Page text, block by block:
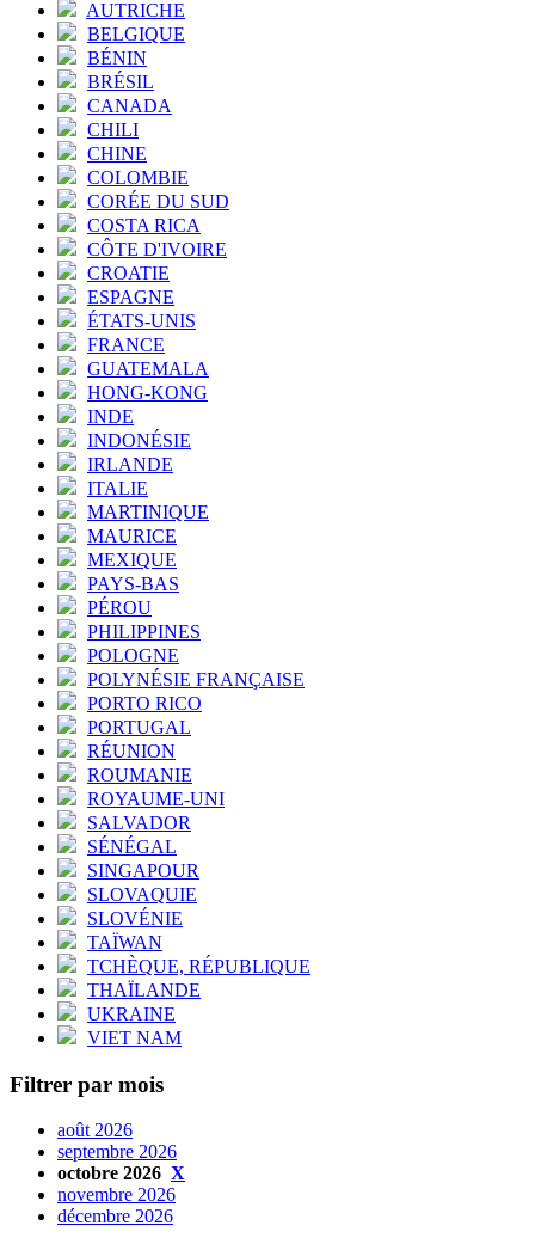
AUTRICHE
BELGIQUE
BÉNIN
BRÉSIL
CANADA
CHILI
CHINE
COLOMBIE
CORÉE DU SUD
COSTA RICA
CÔTE D'IVOIRE
CROATIE
ESPAGNE
ÉTATS-UNIS
FRANCE
GUATEMALA
HONG-KONG
INDE
INDONÉSIE
IRLANDE
ITALIE
MARTINIQUE
MAURICE
MEXIQUE
PAYS-BAS
PÉROU
PHILIPPINES
POLOGNE
POLYNÉSIE FRANÇAISE
PORTO RICO
PORTUGAL
RÉUNION
ROUMANIE
ROYAUME-UNI
SALVADOR
SÉNÉGAL
SINGAPOUR
SLOVAQUIE
SLOVÉNIE
TAÏWAN
TCHÈQUE, RÉPUBLIQUE
THAÏLANDE
UKRAINE
VIET NAM
Filtrer par mois
août 2026
septembre 2026
octobre 2026 X
novembre 2026
décembre 2026